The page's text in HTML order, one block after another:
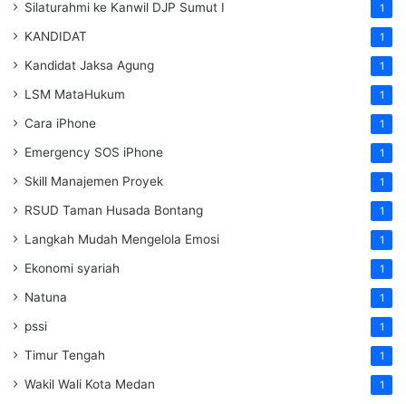
Silaturahmi ke Kanwil DJP Sumut I 1
KANDIDAT 1
Kandidat Jaksa Agung 1
LSM MataHukum 1
Cara iPhone 1
Emergency SOS iPhone 1
Skill Manajemen Proyek 1
RSUD Taman Husada Bontang 1
Langkah Mudah Mengelola Emosi 1
Ekonomi syariah 1
Natuna 1
pssi 1
Timur Tengah 1
Wakil Wali Kota Medan 1